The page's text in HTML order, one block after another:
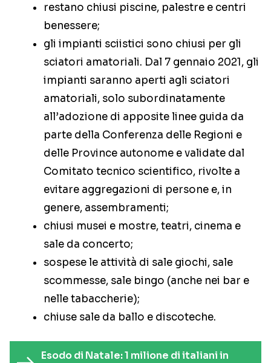
restano chiusi piscine, palestre e centri
benessere;
gli impianti sciistici sono chiusi per gli
sciatori amatoriali. Dal 7 gennaio 2021, gli
impianti saranno aperti agli sciatori
amatoriali, solo subordinatamente
all’adozione di apposite linee guida da
parte della Conferenza delle Regioni e
delle Province autonome e validate dal
Comitato tecnico scientifico, rivolte a
evitare aggregazioni di persone e, in
genere, assembramenti;
chiusi musei e mostre, teatri, cinema e
sale da concerto;
sospese le attività di sale giochi, sale
scommesse, sale bingo (anche nei bar e
nelle tabaccherie);
chiuse sale da ballo e discoteche.
Esodo di Natale: 1 milione di italiani in